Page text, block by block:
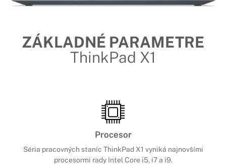
ZÁKLADNÉ PARAMETRE
ThinkPad X1
Procesor
Séria pracovných staníc ThinkPad X1 vyniká najnovšími
procesormi rady Intel Core i5, i7 a i9.